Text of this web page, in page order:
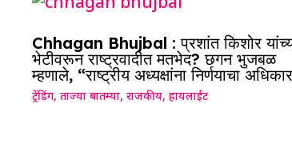
Chhagan Bhujbal : प्रशांत किशोर
भेटीवरून राष्ट्रवादीत मतभेद? छगन भुजबळ
म्हणाले, “राष्ट्रीय अध्यक्षांना निर्णयाचा अधिकार
ट्रेंडिंग, ताज्या बातम्या, राजकीय, हायलाईट